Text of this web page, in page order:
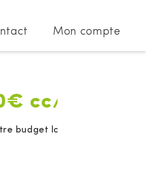
Mon compte
cc/mois
budget location